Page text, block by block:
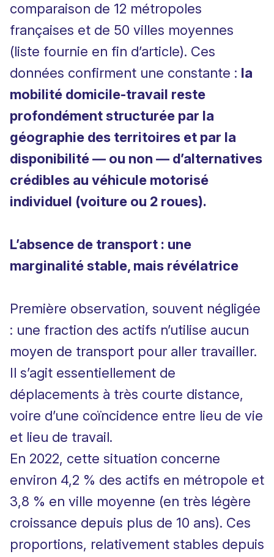
comparaison de 12 métropoles
françaises et de 50 villes moyennes
(liste fournie en fin d’article). Ces
données confirment une constante : la
mobilité domicile-travail reste
profondément structurée par la
géographie des territoires et par la
disponibilité — ou non — d’alternatives
crédibles au véhicule motorisé
individuel (voiture ou 2 roues).
L’absence de transport : une
marginalité stable, mais révélatrice
Première observation, souvent négligée
: une fraction des actifs n’utilise aucun
moyen de transport pour aller travailler.
Il s’agit essentiellement de
déplacements à très courte distance,
voire d’une coïncidence entre lieu de vie
et lieu de travail.
En 2022, cette situation concerne
environ 4,2 % des actifs en métropole et
3,8 % en ville moyenne (en très légère
croissance depuis plus de 10 ans). Ces
proportions, relativement stables depuis